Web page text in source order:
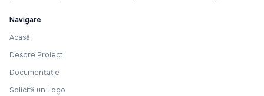
Navigare
Acasă
Despre Proiect
Documentație
Solicită un Logo